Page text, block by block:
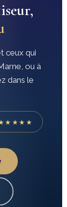
ceux qui
ou à
dans le
★★★★★